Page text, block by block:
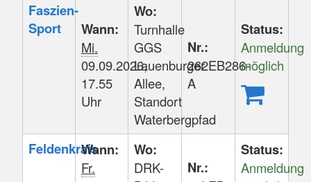
Faszien-
Sport
Wann:
Mi.
09.09.2026,
17.55
Uhr
Wo:
Turnhalle
GGS
Lauenburger
Allee,
Standort
Waterbergpfad
Nr.:
262EB286-
A
Status:
Anmeldung
möglich
FeldenkraisWann:
Fr.
Wo:
DRK-
Nr.:
Status:
Anmeldung